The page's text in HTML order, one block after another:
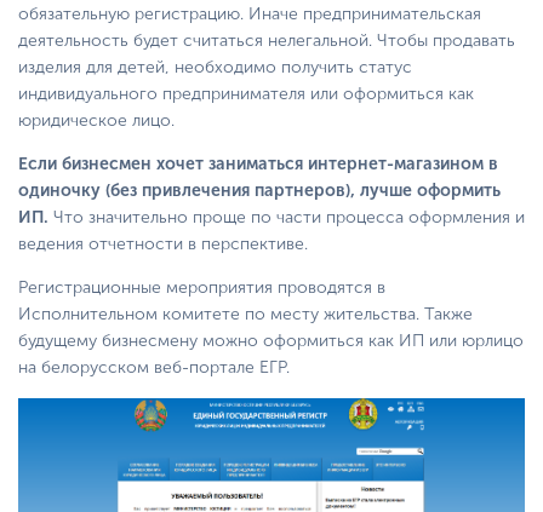
обязательную регистрацию. Иначе предпринимательская
деятельность будет считаться нелегальной. Чтобы продавать
изделия для детей, необходимо получить статус
индивидуального предпринимателя или оформиться как
юридическое лицо.
Если бизнесмен хочет заниматься интернет-магазином в
одиночку (без привлечения партнеров), лучше оформить
ИП. Что значительно проще по части процесса оформления и
ведения отчетности в перспективе.
Регистрационные мероприятия проводятся в
Исполнительном комитете по месту жительства. Также
будущему бизнесмену можно оформиться как ИП или юрлицо
на белорусском веб-портале ЕГР.